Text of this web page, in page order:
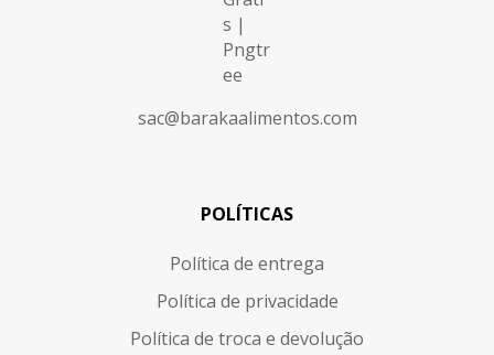
sac@barakaalimentos.com
POLÍTICAS
Política de entrega
Política de privacidade
Política de troca e devolução